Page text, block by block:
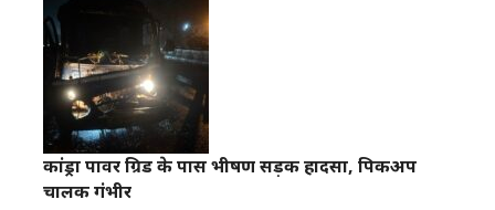
कांड्रा पावर ग्रिड के पास भीषण सड़क हादसा, पिकअप
चालक गंभीर